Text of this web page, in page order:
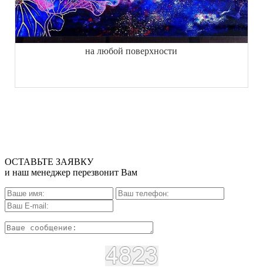
на любой поверхности
ОСТАВЬТЕ ЗАЯВКУ
и наш менеджер перезвонит Вам